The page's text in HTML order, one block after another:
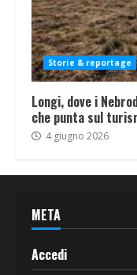
Storie & reportage
Longi, dove i
che punta sul
4 giugno 2026
META
Accedi